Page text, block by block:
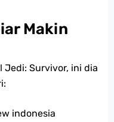
Makin
Jedi: Survivor, ini dia
indonesia